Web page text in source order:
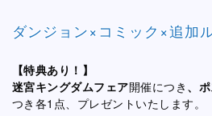
ダンジョン×コミック×追加
【特典あり！】
迷宮キングダムフェア開催につき 、
つき各1点、プレゼントいたします。